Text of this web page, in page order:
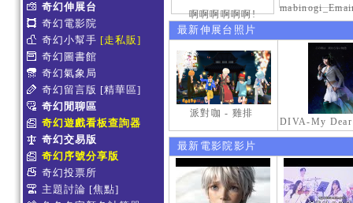
奇幻伸展台
奇幻電影院
奇幻小幫手 [走私販]
奇幻圖書館
奇幻氣象局
奇幻留言版 [精華區]
奇幻閒聊區
奇幻遊戲看板查詢器
奇幻交易版
奇幻序號分享版
奇幻投票所
主題討論 [焦點]
啊啊啊啊啊啊!
最新伸展台照片
派對咖 - 雞排
最新電影院影片